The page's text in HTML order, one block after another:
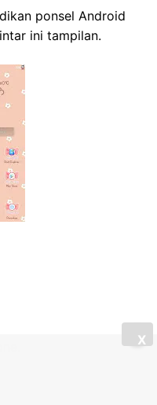
ponsel Android
ini tampilan.
X